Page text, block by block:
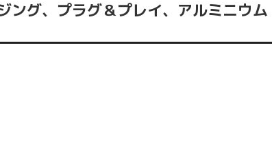
グ、プラグ＆プレイ、アルミニウム